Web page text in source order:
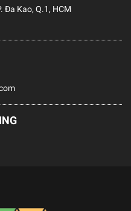
Đa Kao, Q.1, HCM